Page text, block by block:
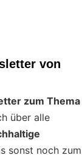
von
zum Thema
über alle
sonst noch zum